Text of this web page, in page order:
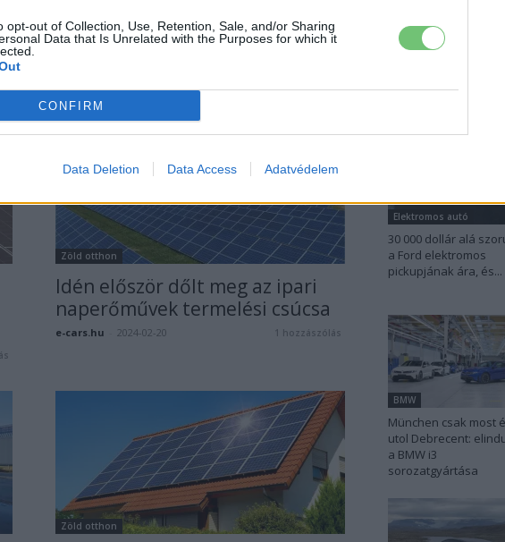
opt-out of Collection, Use, Retention, Sale, and/or Sharing
Data that Is Unrelated with the Purposes for which it
CONFIRM
Data Deletion Data Access Adatvédelem
1,6 gigawattnyi napelemet
helyeztek üzembe tavaly
Zöld otthon
Idén először dőlt meg az ipari
naperőművek termelési csúcsa
e-cars.hu 2024-02-20 1 hozzászólás
Zöld otthon
Legutolsó cikkek
Elektromos autó
30 000 dollár alá
a Ford elektromos
pickupjának ára, és...
BMW
München csak most
utol Debrecent:
a BMW i3
sorozatgyártása